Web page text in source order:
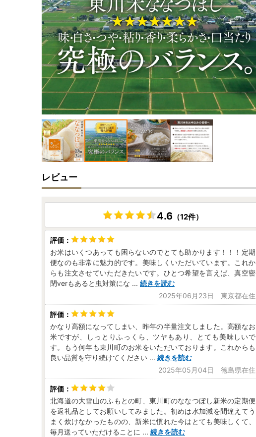
レビュー
4.6 （12件）
お米はいくつあっても困らないのでとても助かります！！！定期
便なのも非常に魅力的です。美味しくいただいています。これか
らも注文させていただきたいです。ひとつ希望を言えば、真空密
閉verもあると虫対策にな ... 続きを読む
2025年06月23日 東京都在住
かなり高額になってしまい、昨年の半量注文しました。高額なお
米ですが、しっとりふっくら、ツヤもあり、とても美味しいで
す。もう何年も東川町のお米をいただいております。これからも
良い品質を守り続けてください ... 続きを読む
2025年05月04日 徳島県在住
北海道の大雪山のふもとの町、東川町のななつぼし新米の定期便
を返礼品としてお願いしてみました。初めは水加減を間違えてう
まく炊けなかったものの、新米に慣れた今はとても美味しくて、
毎月送っていただけることに ... 続きを読む